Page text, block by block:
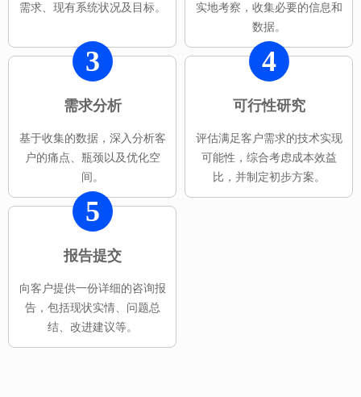
需求、现有系统状况及目标。
实地考察，收集必要的信息和
数据。
需求分析
基于收集的数据，深入分析客
户的痛点、瓶颈以及优化空
间。
3
可行性研究
评估满足客户需求的技术实现
可能性，综合考虑成本效益
比，并制定初步方案。
4
报告提交
向客户提供一份详细的咨询报
告，包括现状实情、问题总
结、改进建议等。
5